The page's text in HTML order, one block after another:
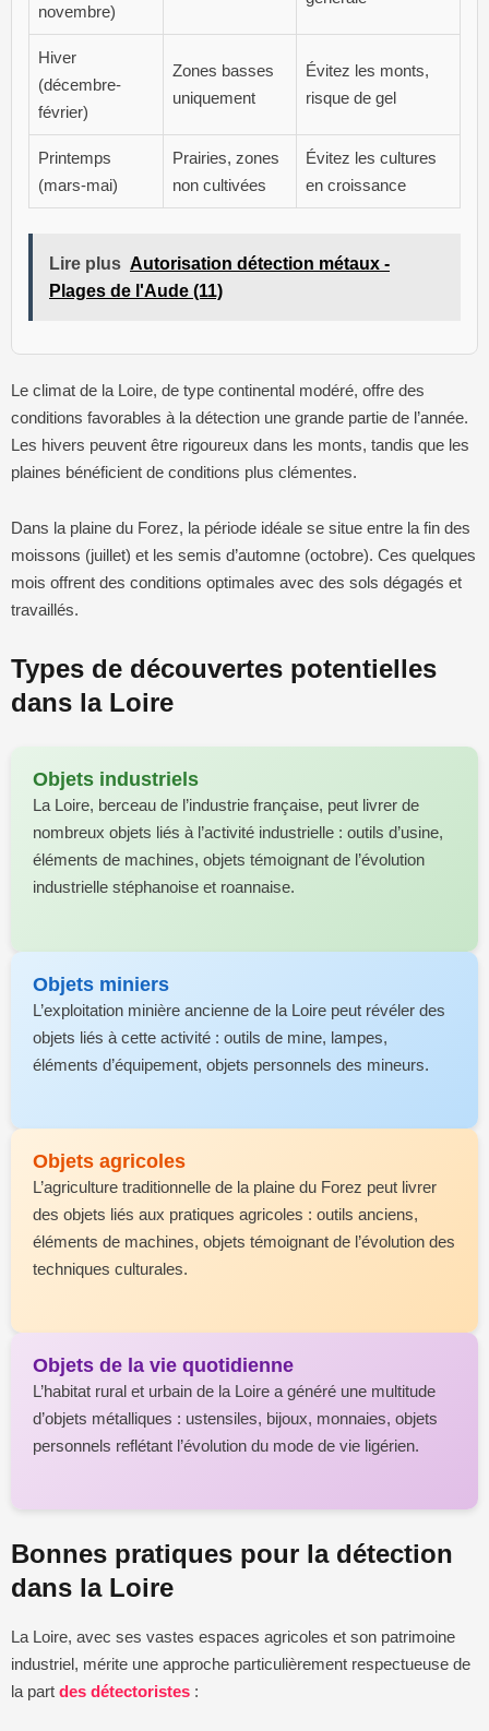
novembre)
Hiver
(décembre-
février)
Zones basses
uniquement
Évitez les monts,
risque de gel
Printemps
(mars-mai)
Prairies, zones
non cultivées
Évitez les cultures
en croissance
Lire plus Autorisation détection métaux -
Plages de l'Aude (11)
Le climat de la Loire, de type continental modéré, offre des
conditions favorables à la détection une grande partie de l’année.
Les hivers peuvent être rigoureux dans les monts, tandis que les
plaines bénéficient de conditions plus clémentes.
Dans la plaine du Forez, la période idéale se situe entre la fin des
moissons (juillet) et les semis d’automne (octobre). Ces quelques
mois offrent des conditions optimales avec des sols dégagés et
travaillés.
Types de découvertes potentielles
dans la Loire
Objets industriels
La Loire, berceau de l’industrie française, peut livrer de
nombreux objets liés à l’activité industrielle : outils d’usine,
éléments de machines, objets témoignant de l’évolution
industrielle stéphanoise et roannaise.
Objets miniers
L’exploitation minière ancienne de la Loire peut révéler des
objets liés à cette activité : outils de mine, lampes,
éléments d’équipement, objets personnels des mineurs.
Objets agricoles
L’agriculture traditionnelle de la plaine du Forez peut livrer
des objets liés aux pratiques agricoles : outils anciens,
éléments de machines, objets témoignant de l’évolution des
techniques culturales.
Objets de la vie quotidienne
L’habitat rural et urbain de la Loire a généré une multitude
d’objets métalliques : ustensiles, bijoux, monnaies, objets
personnels reflétant l’évolution du mode de vie ligérien.
Bonnes pratiques pour la détection
dans la Loire
La Loire, avec ses vastes espaces agricoles et son patrimoine
industriel, mérite une approche particulièrement respectueuse de
la part des détectoristes :